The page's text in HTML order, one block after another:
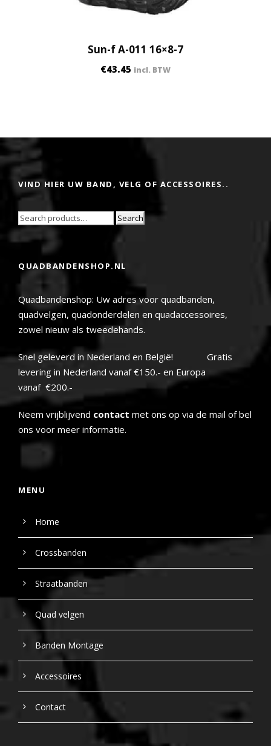
Sun-f A-011 16×8-7
€43.45 incl. BTW
VIND HIER UW BAND, VELG OF ACCESSOIRES..
Search
QUADBANDENSHOP.NL
Quadbandenshop: Uw adres voor quadbanden,
quadvelgen, quadonderdelen en quadaccessoires,
zowel nieuw als tweedehands.
Snel geleverd in Nederland en België! Gratis
levering in Nederland vanaf €150.- en Europa
vanaf €200.-
Neem vrijblijvend contact met ons op via de mail of bel
ons voor meer informatie.
MENU
Home
Crossbanden
Straatbanden
Quad velgen
Banden Montage
Accessoires
Contact